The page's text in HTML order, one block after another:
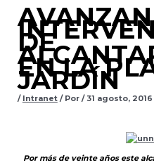
AVANZAN
DE
EN LA
JARDÍN
/ Intranet/ Por / 31 agosto, 2016
Por más de veinte años este